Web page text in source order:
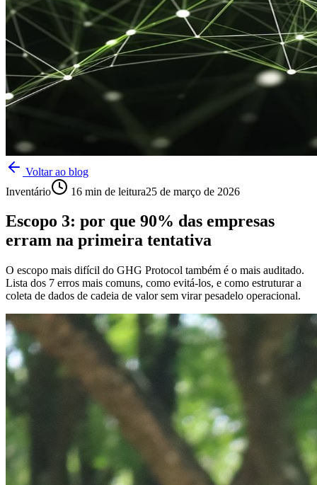
Voltar ao blog
Inventário
16 min de leitura25 de março de 2026
Escopo 3: por que 90% das empresas
erram na primeira tentativa
O escopo mais difícil do GHG Protocol também é o mais auditado.
Lista dos 7 erros mais comuns, como evitá-los, e como estruturar a
coleta de dados de cadeia de valor sem virar pesadelo operacional.